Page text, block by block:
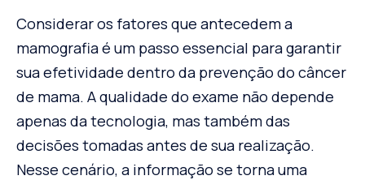
Considerar os fatores que antecedem a
mamografia é um passo essencial para garantir
sua efetividade dentro da prevenção do câncer
de mama. A qualidade do exame não depende
apenas da tecnologia, mas também das
decisões tomadas antes de sua realização.
Nesse cenário, a informação se torna uma